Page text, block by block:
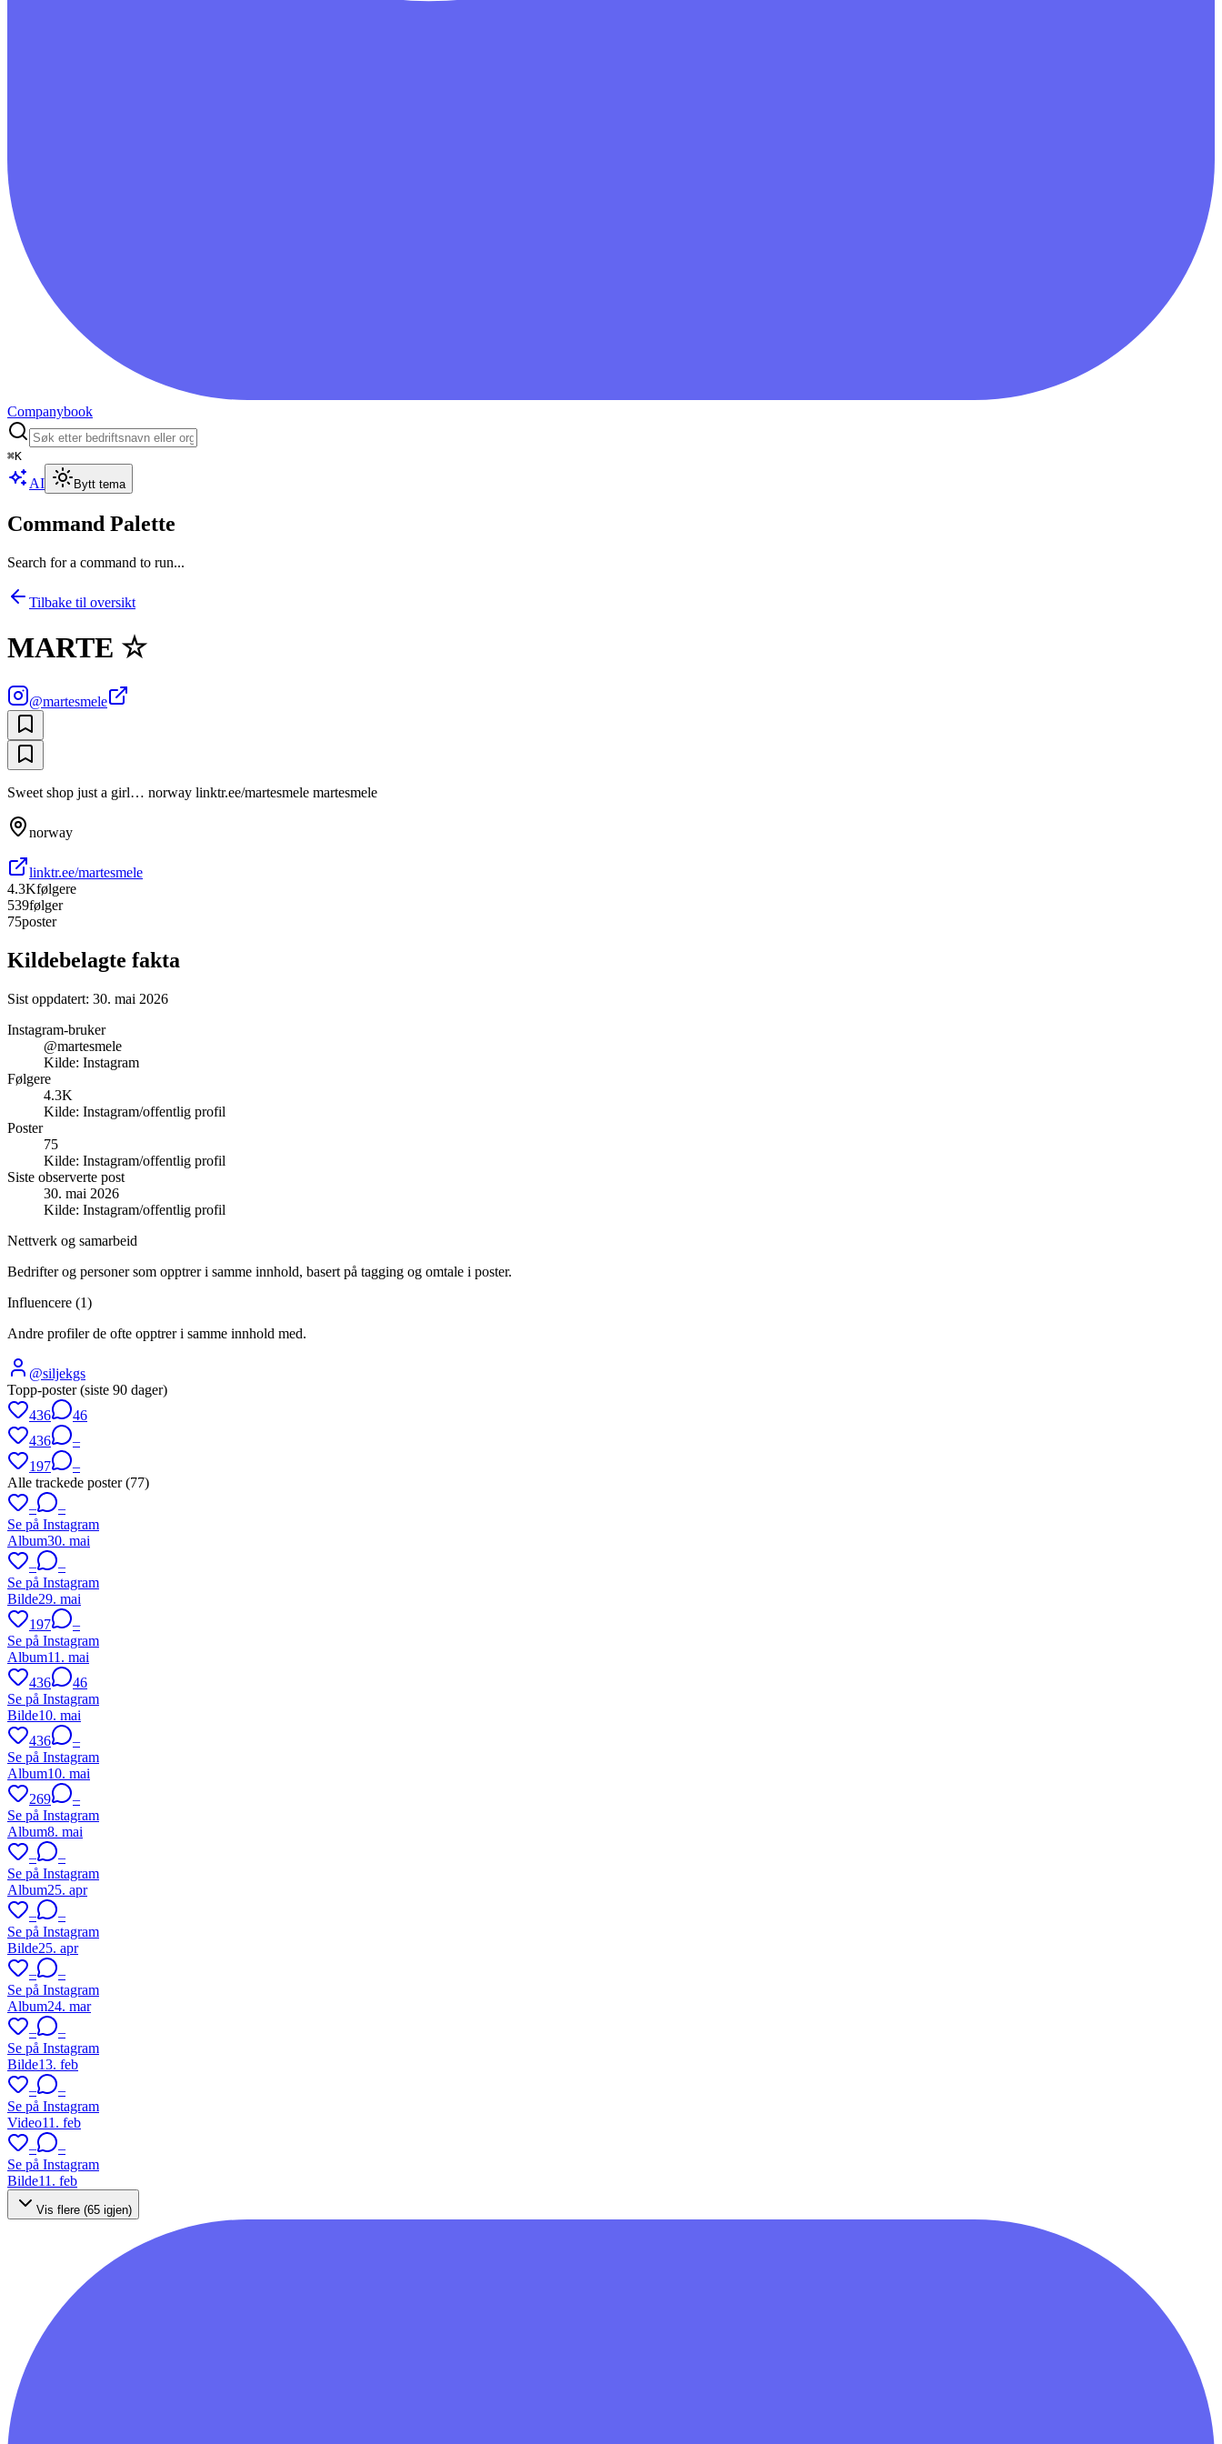
Companybook
⌘K
AI Bytt tema
Command Palette
Search for a command to run...
Tilbake til oversikt
MARTE ☆
@martesmele
Sweet shop just a girl… norway linktr.ee/martesmele martesmele
norway
linktr.ee/martesmele
4.3Kfølgere
539følger
75poster
Kildebelagte fakta
Sist oppdatert: 30. mai 2026
Instagram-bruker
@martesmele
Kilde: Instagram
Følgere
4.3K
Kilde: Instagram/offentlig profil
Poster
75
Kilde: Instagram/offentlig profil
Siste observerte post
30. mai 2026
Kilde: Instagram/offentlig profil
Nettverk og samarbeid
Bedrifter og personer som opptrer i samme innhold, basert på tagging og omtale i poster.
Influencere (1)
Andre profiler de ofte opptrer i samme innhold med.
@siljekgs
Topp-poster (siste 90 dager)
436
46
436
–
197
–
Alle trackede poster (77)
–
–
Se på Instagram
Album30. mai
–
–
Se på Instagram
Bilde29. mai
197
–
Se på Instagram
Album11. mai
436
46
Se på Instagram
Bilde10. mai
436
–
Se på Instagram
Album10. mai
269
–
Se på Instagram
Album8. mai
–
–
Se på Instagram
Album25. apr
–
–
Se på Instagram
Bilde25. apr
–
–
Se på Instagram
Album24. mar
–
–
Se på Instagram
Bilde13. feb
–
–
Se på Instagram
Video11. feb
–
–
Se på Instagram
Bilde11. feb
Vis flere (65 igjen)